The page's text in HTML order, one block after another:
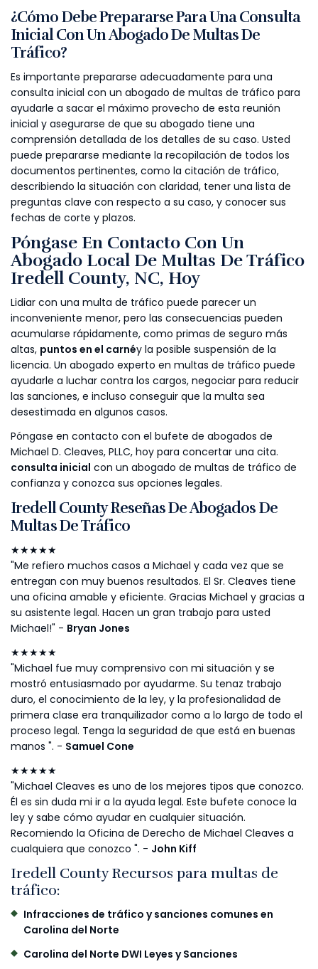
¿Cómo Debe Prepararse Para Una Consulta
Inicial Con Un Abogado De Multas De
Tráfico?
Es importante prepararse adecuadamente para una
consulta inicial con un abogado de multas de tráfico para
ayudarle a sacar el máximo provecho de esta reunión
inicial y asegurarse de que su abogado tiene una
comprensión detallada de los detalles de su caso. Usted
puede prepararse mediante la recopilación de todos los
documentos pertinentes, como la citación de tráfico,
describiendo la situación con claridad, tener una lista de
preguntas clave con respecto a su caso, y conocer sus
fechas de corte y plazos.
Póngase En Contacto Con Un
Abogado Local De Multas De Tráfico
Iredell County, NC, Hoy
Lidiar con una multa de tráfico puede parecer un
inconveniente menor, pero las consecuencias pueden
acumularse rápidamente, como primas de seguro más
altas, puntos en el carnéy la posible suspensión de la
licencia. Un abogado experto en multas de tráfico puede
ayudarle a luchar contra los cargos, negociar para reducir
las sanciones, e incluso conseguir que la multa sea
desestimada en algunos casos.
Póngase en contacto con el bufete de abogados de
Michael D. Cleaves, PLLC, hoy para concertar una cita.
consulta inicial con un abogado de multas de tráfico de
confianza y conozca sus opciones legales.
Iredell County Reseñas De Abogados De
Multas De Tráfico
★★★★★
"Me refiero muchos casos a Michael y cada vez que se
entregan con muy buenos resultados. El Sr. Cleaves tiene
una oficina amable y eficiente. Gracias Michael y gracias a
su asistente legal. Hacen un gran trabajo para usted
Michael!" - Bryan Jones
★★★★★
"Michael fue muy comprensivo con mi situación y se
mostró entusiasmado por ayudarme. Su tenaz trabajo
duro, el conocimiento de la ley, y la profesionalidad de
primera clase era tranquilizador como a lo largo de todo el
proceso legal. Tenga la seguridad de que está en buenas
manos ". - Samuel Cone
★★★★★
"Michael Cleaves es uno de los mejores tipos que conozco.
Él es sin duda mi ir a la ayuda legal. Este bufete conoce la
ley y sabe cómo ayudar en cualquier situación.
Recomiendo la Oficina de Derecho de Michael Cleaves a
cualquiera que conozco ". - John Kiff
Iredell County Recursos para multas de
tráfico:
Infracciones de tráfico y sanciones comunes en
Carolina del Norte
Carolina del Norte DWI Leyes y Sanciones